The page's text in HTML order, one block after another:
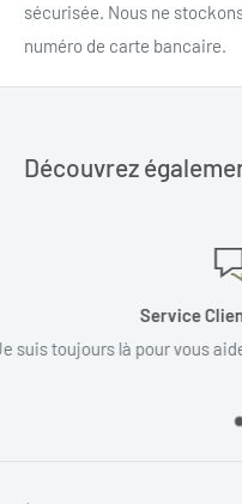
sécurisée. Nous ne
numéro de carte bancaire.
Découvrez
possible !
Tous